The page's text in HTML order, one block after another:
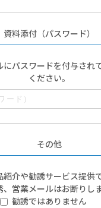
資料添付（パスワード）
パスワードを付与され
ください。
その他
介や勧誘サービス提供
、営業メールはお断りしま
勧誘ではありません